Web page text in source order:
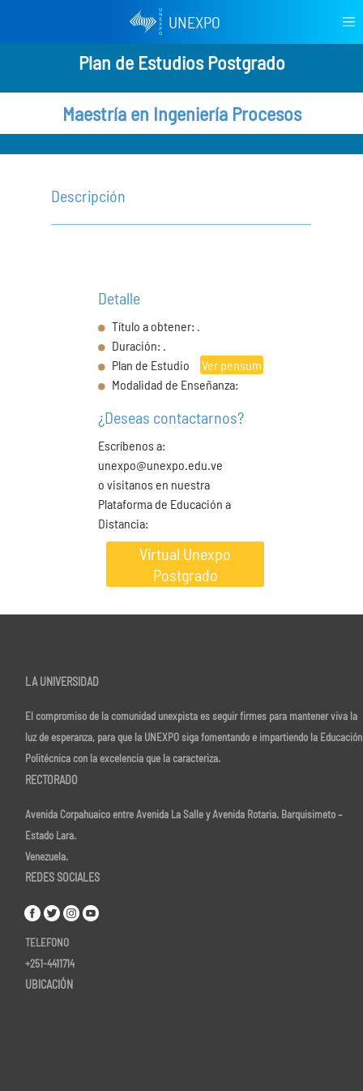
UNEXPO
Plan de Estudios Postgrado
Maestría en Ingeniería Procesos
Descripción
Detalle
Título a obtener: .
Duración: .
Plan de Estudio
Ver pensum
Modalidad de Enseñanza:
¿Deseas contactarnos?
Escríbenos a:
unexpo@unexpo.edu.ve
o visitanos en nuestra
Plataforma de Educación a
Distancia:
Virtual Unexpo
Postgrado
LA UNIVERSIDAD
El compromiso de la comunidad unexpista es seguir firmes para mantener viva la
luz de esperanza, para que la UNEXPO siga fomentando e impartiendo la Educación
Politécnica con la excelencia que la caracteriza.
RECTORADO
Avenida Corpahuaico entre Avenida La Salle y Avenida Rotaria. Barquisimeto –
Estado Lara.
Venezuela.
REDES SOCIALES
TELEFONO
+251-4411714
UBICACIÓN